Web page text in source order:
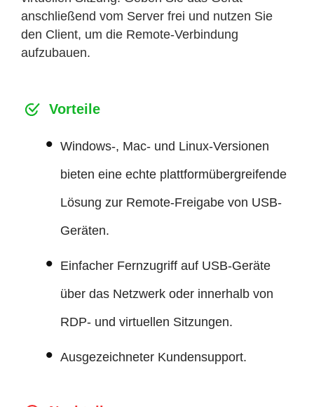
anschließend vom Server frei und nutzen Sie
den Client, um die Remote-Verbindung
aufzubauen.
Vorteile
Windows-, Mac- und Linux-Versionen
bieten eine echte plattformübergreifende
Lösung zur Remote-Freigabe von USB-
Geräten.
Einfacher Fernzugriff auf USB-Geräte
über das Netzwerk oder innerhalb von
RDP- und virtuellen Sitzungen.
Ausgezeichneter Kundensupport.